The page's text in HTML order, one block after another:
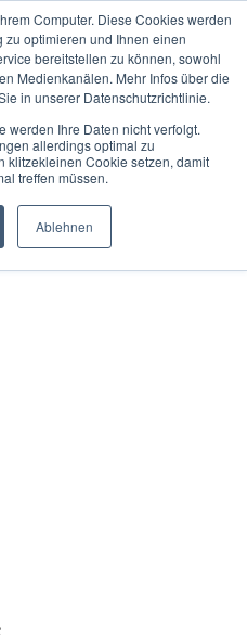
Computer. Diese Cookies werden
zu optimieren und Ihnen einen
bereitstellen zu können, sowohl
Medienkanälen. Mehr Infos über die
in unserer Datenschutzrichtlinie.
werden Ihre Daten nicht verfolgt.
allerdings optimal zu
klitzekleinen Cookie setzen, damit
treffen müssen.
Ablehnen